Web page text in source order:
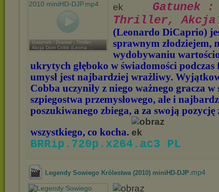
Gatunek : Dramat , Thriller,
Akcja Dom Cobb (Leona ...
Gatunek
Thriller, Akcja
(Leonardo DiCaprio)
sprawnym złodziejem,
wydobywaniu
ukrytych głęboko w świadomości podczas
umysł jest najbardziej wrażliwy.
Cobba uczyniły z niego ważnego gracza w
szpiegostwa przemysłowego, ale i
poszukiwanego zbiega, a za swoją pozycję
wszystkiego, co kocha.
BRRip.720p.x264.ac3 PL
Legendy Sowiego Królestwa (2010) miniHD-DJP.mp4